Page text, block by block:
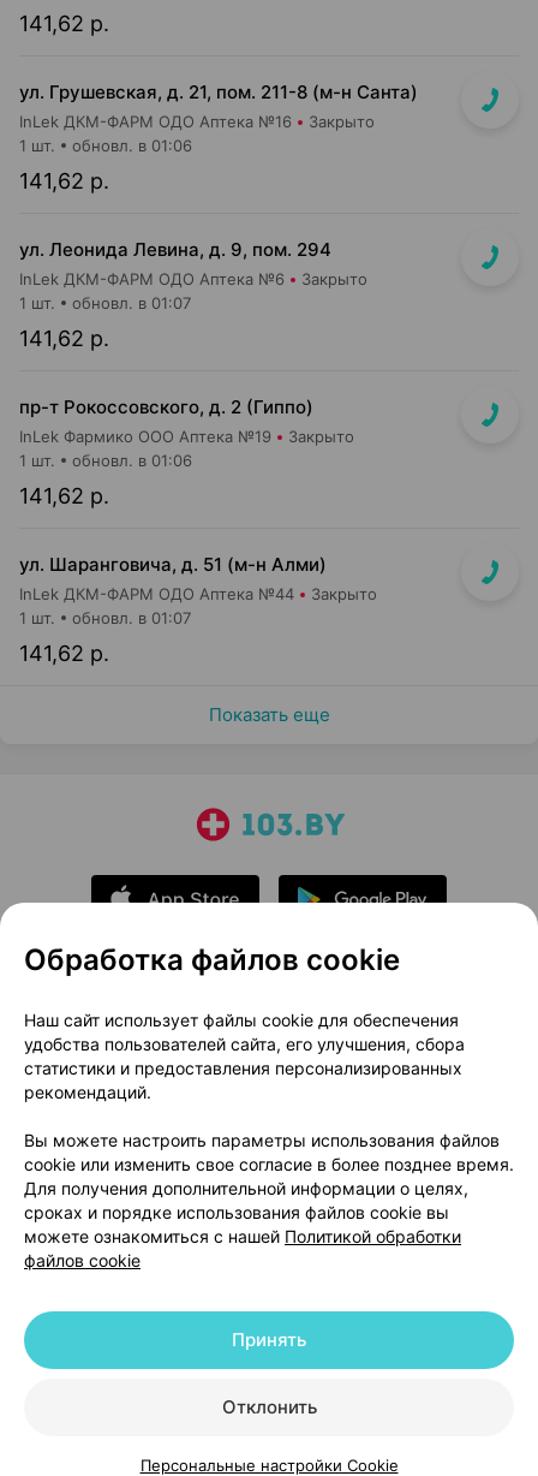
141,62 р.
ул. Грушевская, д. 21, пом. 211-8 (м-н Санта)
InLek ДКМ-ФАРМ ОДО Аптека №16 Закрыто
141,62 р.
1 шт. обновл. в 01:06
ул. Леонида Левина, д. 9, пом. 294
InLek ДКМ-ФАРМ ОДО Аптека №6 Закрыто
141,62 р.
1 шт. обновл. в 01:07
пр-т Рокоссовского, д. 2 (Гиппо)
InLek Фармико ООО Аптека №19 Закрыто
141,62 р.
1 шт. обновл. в 01:06
ул. Шаранговича, д. 51 (м-н Алми)
InLek ДКМ-ФАРМ ОДО Аптека №44 Закрыто
141,62 р.
1 шт. обновл. в 01:07
Показать еще
О проекте
Новости проекта
Размещение рекламы
Медицинский маркетинг
Публичный договор
Доставка
Способы оплаты
Вакансии
Партнеры
Написать руководителю 103.by
Написать в поддержку
Персональные настройки Cookie
© 2026 ООО «Артокс Лаб», УНП 191700409 | 220012, Республика Беларусь,
+375 291212755
Обработка файлов cookie
Наш сайт использует файлы cookie для обеспечения
удобства пользователей сайта, его улучшения, сбора
статистики и предоставления персонализированных
рекомендаций.
Вы можете настроить параметры использования файлов
cookie или изменить свое согласие в более позднее время.
Для получения дополнительной информации о целях,
сроках и порядке использования файлов cookie вы
можете ознакомиться с нашей Политикой обработки
файлов cookie
Отклонить
Принять
Персональные настройки Cookie